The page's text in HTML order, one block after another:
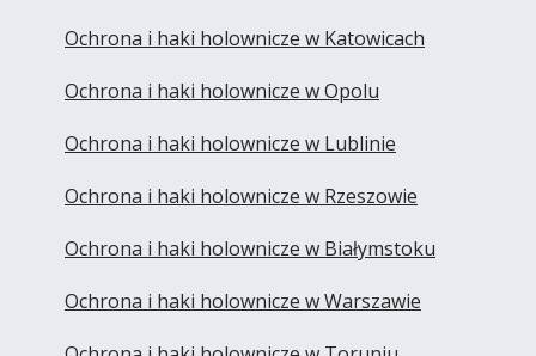
Ochrona i haki holownicze w Katowicach
Ochrona i haki holownicze w Opolu
Ochrona i haki holownicze w Lublinie
Ochrona i haki holownicze w Rzeszowie
Ochrona i haki holownicze w Białymstoku
Ochrona i haki holownicze w Warszawie